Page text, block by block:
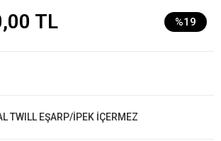
TL %19
TWILL EŞARP/İPEK İÇERMEZ